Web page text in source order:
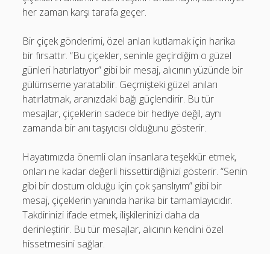
her zaman karşı tarafa geçer.
Bir çiçek gönderimi, özel anları kutlamak için harika
bir fırsattır. “Bu çiçekler, seninle geçirdiğim o güzel
günleri hatırlatıyor” gibi bir mesaj, alıcının yüzünde bir
gülümseme yaratabilir. Geçmişteki güzel anıları
hatırlatmak, aranızdaki bağı güçlendirir. Bu tür
mesajlar, çiçeklerin sadece bir hediye değil, aynı
zamanda bir anı taşıyıcısı olduğunu gösterir.
Hayatımızda önemli olan insanlara teşekkür etmek,
onları ne kadar değerli hissettirdiğinizi gösterir. “Senin
gibi bir dostum olduğu için çok şanslıyım” gibi bir
mesaj, çiçeklerin yanında harika bir tamamlayıcıdır.
Takdirinizi ifade etmek, ilişkilerinizi daha da
derinleştirir. Bu tür mesajlar, alıcının kendini özel
hissetmesini sağlar.